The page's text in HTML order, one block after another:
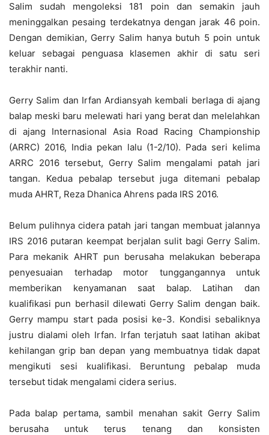
Salim sudah mengoleksi 181 poin dan semakin jauh
meninggalkan pesaing terdekatnya dengan jarak 46 poin.
Dengan demikian, Gerry Salim hanya butuh 5 poin untuk
keluar sebagai penguasa klasemen akhir di satu seri
terakhir nanti.
Gerry Salim dan Irfan Ardiansyah kembali berlaga di ajang
balap meski baru melewati hari yang berat dan melelahkan
di ajang Internasional Asia Road Racing Championship
(ARRC) 2016, India pekan lalu (1-2/10). Pada seri kelima
ARRC 2016 tersebut, Gerry Salim mengalami patah jari
tangan. Kedua pebalap tersebut juga ditemani pebalap
muda AHRT, Reza Dhanica Ahrens pada IRS 2016.
Belum pulihnya cidera patah jari tangan membuat jalannya
IRS 2016 putaran keempat berjalan sulit bagi Gerry Salim.
Para mekanik AHRT pun berusaha melakukan beberapa
penyesuaian terhadap motor tunggangannya untuk
memberikan kenyamanan saat balap. Latihan dan
kualifikasi pun berhasil dilewati Gerry Salim dengan baik.
Gerry mampu start pada posisi ke-3. Kondisi sebaliknya
justru dialami oleh Irfan. Irfan terjatuh saat latihan akibat
kehilangan grip ban depan yang membuatnya tidak dapat
mengikuti sesi kualifikasi. Beruntung pebalap muda
tersebut tidak mengalami cidera serius.
Pada balap pertama, sambil menahan sakit Gerry Salim
berusaha untuk terus tenang dan konsisten